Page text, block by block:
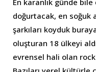
En karanlık günde bile
doğurtacak, en soğuk
şarkıları koyduk
oluşturan 18 ülkeyi
evrensel hali olan